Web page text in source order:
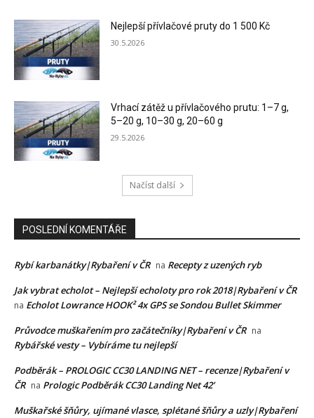
Nejlepší přívlačové pruty do 1 500 Kč
30.5.2026
Vrhací zátěž u přívlačového prutu: 1–7 g,
5–20 g, 10–30 g, 20–60 g
29.5.2026
Načíst další
POSLEDNÍ KOMENTÁŘE
Rybí karbanátky|Rybaření v ČR na Recepty z uzených ryb
Jak vybrat echolot – Nejlepší echoloty pro rok 2018|Rybaření v ČR
na Echolot Lowrance HOOK² 4x GPS se Sondou Bullet Skimmer
Průvodce muškařením pro začátečníky|Rybaření v ČR na
Rybářské vesty – Vybíráme tu nejlepší
Podběrák – PROLOGIC CC30 LANDING NET – recenze|Rybaření v
ČR na Prologic Podběrák CC30 Landing Net 42’
Muškařské šňůry, ujímané vlasce, splétané šňůry a uzly|Rybaření